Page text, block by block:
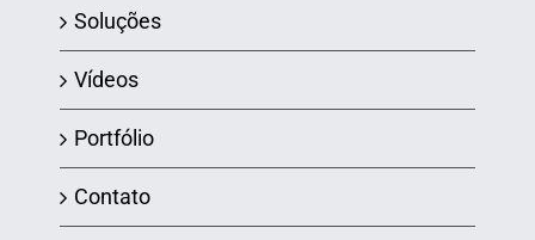
Soluções
Vídeos
Portfólio
Contato